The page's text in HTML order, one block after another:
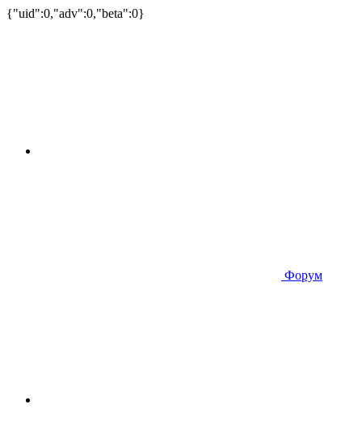
{"uid":0,"adv":0,"beta":0}
Форум